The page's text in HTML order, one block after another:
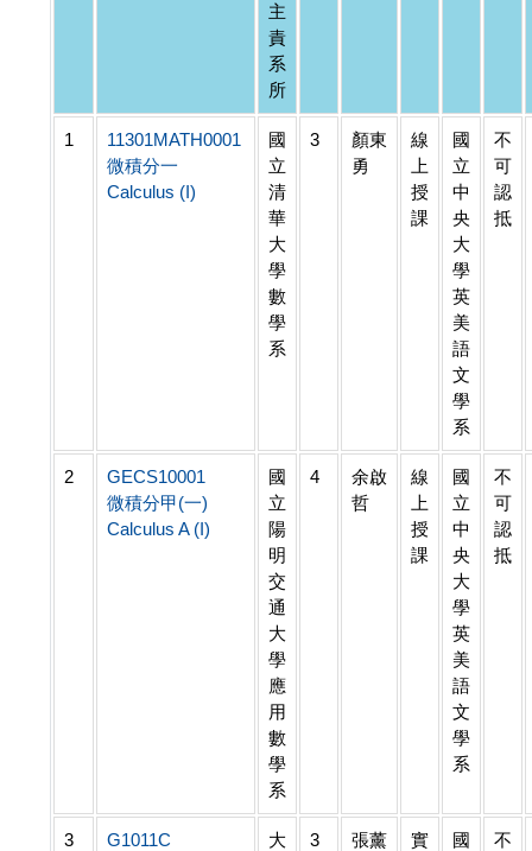
主
責
系
所
1
11301MATH0001
微積分一
Calculus (I)
國
立
清
華
大
學
數
學
系
3
顏東
勇
線
上
授
課
國
立
中
央
大
學
英
美
語
文
學
系
不
可
認
抵
2
GECS10001
微積分甲(一)
Calculus A (I)
國
立
陽
明
交
通
大
學
應
用
數
學
系
4
余啟
哲
線
上
授
課
國
立
中
央
大
學
英
美
語
文
學
系
不
可
認
抵
3
G1011C
大
3
張薰
實
國
不